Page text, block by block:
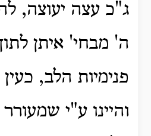
ג"כ עצה יעוצה,
ה' מבחי' איתן
פנימיות הלב,
והיינו ע"י שמעורר